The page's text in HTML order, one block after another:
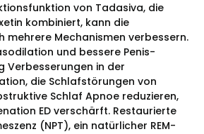
von Tadasiva, die
kombiniert, kann die
mehrere Mechanismen verbessern.
und bessere Penis-
Verbesserungen in der
die Schlafstörungen von
Schlaf Apnoe reduzieren,
ED verschärft. Restaurierte
(NPT), ein natürlicher REM-